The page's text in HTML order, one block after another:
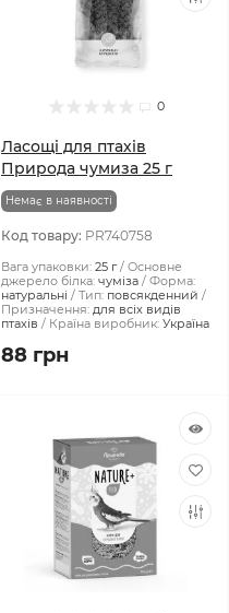
0
Ласощі для птахів
Природа чумиза 25 г
Немає в наявності
Код товару: PR740758
Вага упаковки: 25 г
Основне
джерело білка: чуміза
Форма:
натуральні
Тип: повсякденний
Призначення: для всіх видів
птахів
Країна виробник: Україна
88 грн